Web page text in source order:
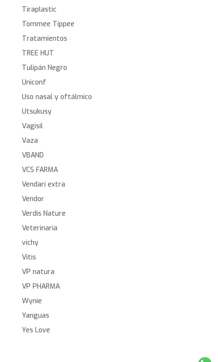
Tiraplastic
Tommee Tippee
Tratamientos
TREE HUT
Tulipán Negro
Uniconf
Uso nasal y oftálmico
Utsukusy
Vagisil
Vaza
VBAND
VCS FARMA
Vendarí extra
Vendor
Verdis Nature
Veterinaria
vichy
Vitis
VP natura
VP PHARMA
Wynie
Yanguas
Yes Love